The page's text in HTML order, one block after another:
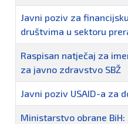
Javni poziv za
društvima u sektoru
Raspisan natječaj za
za javno zdravstvo SBŽ
Javni poziv USAID-a za
Ministarstvo obrane